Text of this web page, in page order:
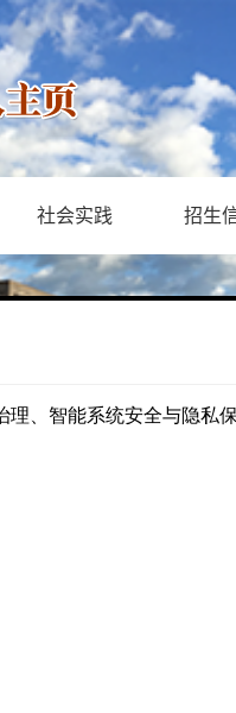
社会实践 招生